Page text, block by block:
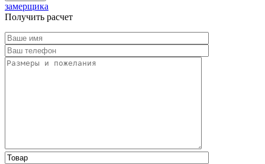
замерщика
Получить расчет